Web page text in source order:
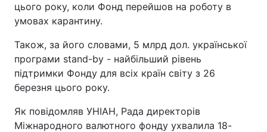
цього року, коли Фонд перейшов на роботу в
умовах карантину.
Також, за його словами, 5 млрд дол. української
програми stand-by - найбільший рівень
підтримки Фонду для всіх країн світу з 26
березня цього року.
Як повідомляв УНІАН, Рада директорів
Міжнародного валютного фонду ухвалила 18-